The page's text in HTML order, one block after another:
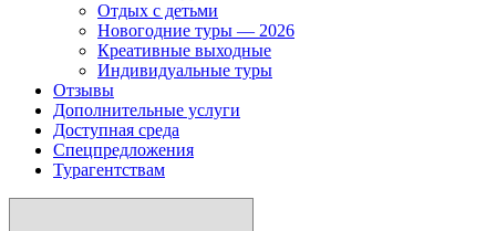
Отдых с детьми
Новогодние туры — 2026
Креативные выходные
Индивидуальные туры
Отзывы
Дополнительные услуги
Доступная среда
Спецпредложения
Турагентствам